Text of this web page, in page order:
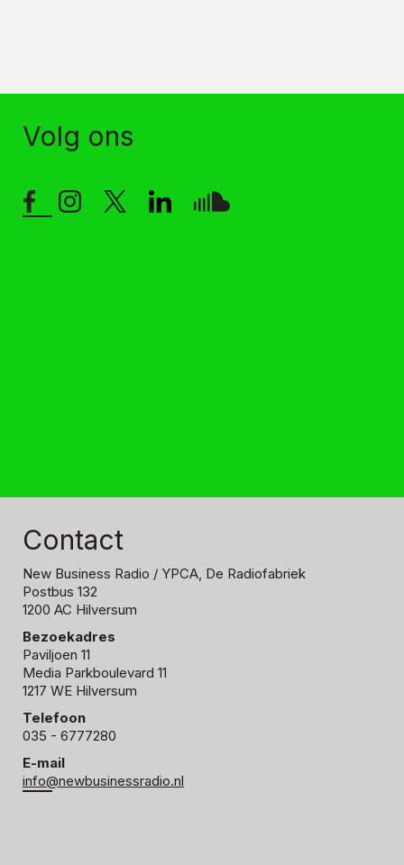
Volg ons
Contact
New Business Radio / YPCA, De Radiofabriek
Postbus 132
1200 AC Hilversum
Bezoekadres
Paviljoen 11
Media Parkboulevard 11
1217 WE Hilversum
Telefoon
035 - 6777280
E-mail
info@newbusinessradio.nl